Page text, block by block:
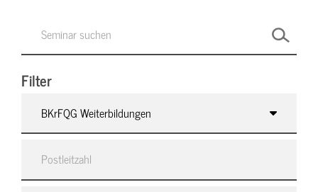
Filter
BKrFQG Weiterbildungen